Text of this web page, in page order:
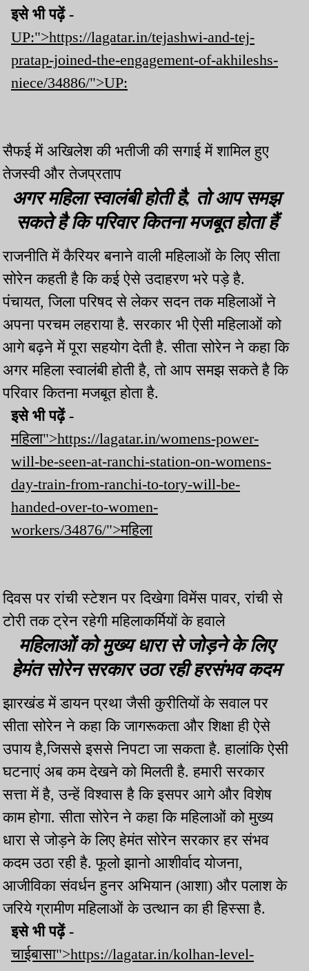
इसे भी पढ़ें -
UP:">https://lagatar.in/tejashwi-and-tej-
pratap-joined-the-engagement-of-akhileshs-
niece/34886/">UP:
सैफई में अखिलेश की भतीजी की सगाई में शामिल हुए
तेजस्वी और तेजप्रताप
अगर महिला स्वालंबी होती है, तो आप समझ
सकते है कि परिवार कितना मजबूत होता हैं
राजनीति में कैरियर बनाने वाली महिलाओं के लिए सीता
सोरेन कहती है कि कई ऐसे उदाहरण भरे पड़े है.
पंचायत, जिला परिषद से लेकर सदन तक महिलाओं ने
अपना परचम लहराया है. सरकार भी ऐसी महिलाओं को
आगे बढ़ने में पूरा सहयोग देती है. सीता सोरेन ने कहा कि
अगर महिला स्वालंबी होती है, तो आप समझ सकते है कि
परिवार कितना मजबूत होता है.
इसे भी पढ़ें -
महिला">https://lagatar.in/womens-power-
will-be-seen-at-ranchi-station-on-womens-
day-train-from-ranchi-to-tory-will-be-
handed-over-to-women-
workers/34876/">महिला
दिवस पर रांची स्टेशन पर दिखेगा विमेंस पावर, रांची से
टोरी तक ट्रेन रहेगी महिलाकर्मियों के हवाले
महिलाओं को मुख्य धारा से जोड़ने के लिए
हेमंत सोरेन सरकार उठा रही हरसंभव कदम
झारखंड में डायन प्रथा जैसी कुरीतियों के सवाल पर
सीता सोरेन ने कहा कि जागरूकता और शिक्षा ही ऐसे
उपाय है,जिससे इससे निपटा जा सकता है. हालांकि ऐसी
घटनाएं अब कम देखने को मिलती है. हमारी सरकार
सत्ता में है, उन्हें विश्वास है कि इसपर आगे और विशेष
काम होगा. सीता सोरेन ने कहा कि महिलाओं को मुख्य
धारा से जोड़ने के लिए हेमंत सोरेन सरकार हर संभव
कदम उठा रही है. फूलो झानो आशीर्वाद योजना,
आजीविका संवर्धन हुनर अभियान (आशा) और पलाश के
जरिये ग्रामीण महिलाओं के उत्थान का ही हिस्सा है.
इसे भी पढ़ें -
चाईबासा">https://lagatar.in/kolhan-level-